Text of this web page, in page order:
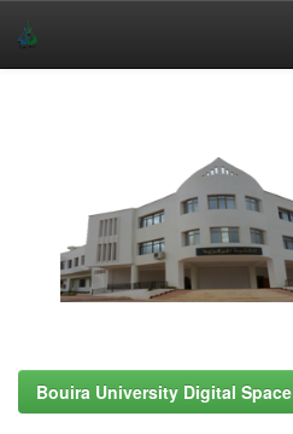
Bouira University Digital Space